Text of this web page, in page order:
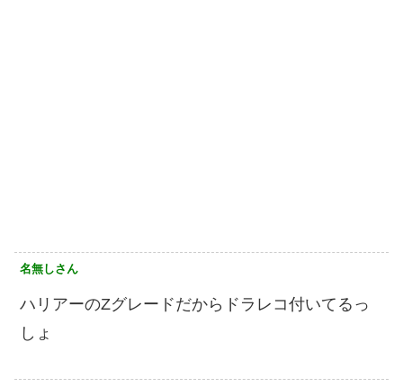
名無しさん
ハリアーのZグレードだからドラレコ付いてるっ
しょ